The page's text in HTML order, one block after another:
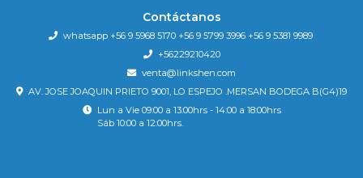
Contáctanos
whatsapp +56 9 5968 5170 +56 9 5799 3996 +56 9 5381 9989
+56229210420
venta@linkshen.com
AV. JOSE JOAQUIN PRIETO 9001, LO ESPEJO .MERSAN BODEGA B(G4)19
Lun a Vie 09:00 a 13:00hrs - 14:00 a 18:00hrs
Sáb 10:00 a 12:00hrs.